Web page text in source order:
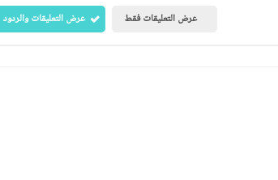
عرض التعليقات فقط عرض التعليقات والردود